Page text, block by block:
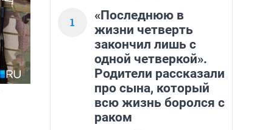
1
«Последнюю в
жизни четверть
закончил лишь с
одной четверкой».
Родители рассказали
про сына, который
всю жизнь боролся с
раком